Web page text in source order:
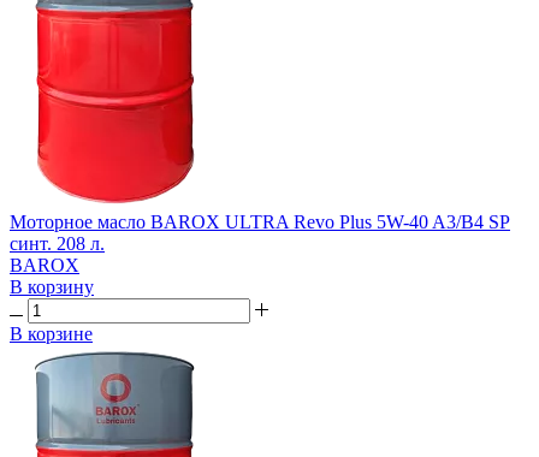
Моторное масло BAROX ULTRA Revo Plus 5W-40 A3/B4 SP
синт. 208 л.
BAROX
В корзину
В корзине